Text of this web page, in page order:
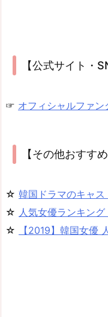
【公式サイト・
☞ オフィシャルファン
【その他おすす
☆ 韓国ドラマのキャ
☆ 人気女優ランキング
☆
【2019】韓国女優